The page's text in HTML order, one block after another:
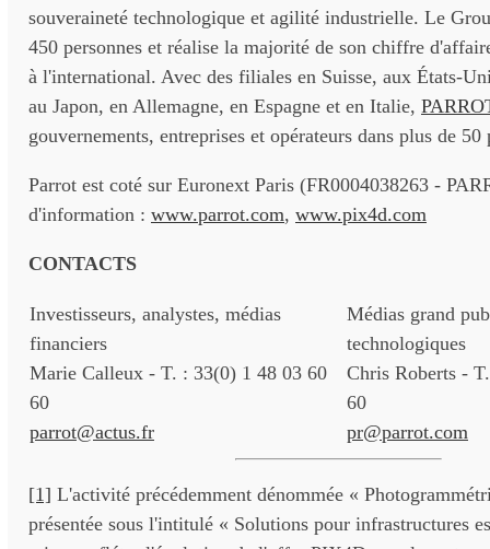
souveraineté technologique et agilité industrielle. Le
450 personnes et réalise la majorité de son chiffre
à l'international. Avec des filiales en Suisse, aux États-
au Japon, en Allemagne, en Espagne et en Italie,
gouvernements, entreprises et opérateurs dans plus de 50
Parrot est coté sur Euronext Paris (FR0004038263 -
d'information : www.parrot.com, www.pix4d.com
CONTACTS
Investisseurs, analystes, médias
financiers
Marie Calleux - T. : 33(0) 1 48 03 60
60
parrot@actus.fr
Médias grand
technologiques
Chris Roberts -
60
pr@parrot.com
[1] L'activité précédemment dénommée «
présentée sous l'intitulé « Solutions pour infrastructures